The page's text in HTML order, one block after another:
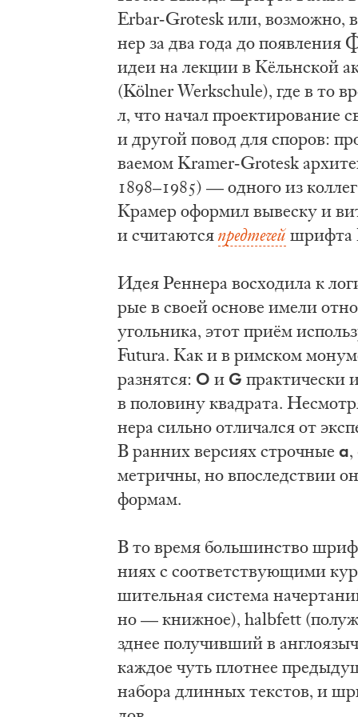
Erbar-Grotesk или, воз­мож­но,
нер за два го­да до
идеи на лек­ции в Кёльн­ской
(Kölner Werkschule), где в то
л, что на­чал про­ек­ти­ро­ва­ние
и дру­гой по­вод для спо­ров:
ва­е­мом Kramer-Grotesk
1898–1985) — од­но­го из
Кра­мер офор­мил вы­вес­ку и
и счи­та­ют­сяпред­те­чейшриф­та
Идея Рен­не­ра вос­хо­ди­ла к
рые в сво­ей осно­ве име­ли
уголь­ни­ка, этот приём
Futura. Как и в рим­ском
раз­нят­ся: O и G прак­ти­че­ски
в по­ло­ви­ну квад­ра­та.
не­ра силь­но от­ли­чал­ся от
В ран­них вер­си­ях строч­ные a,
мет­рич­ны­, но впо­след­ствии
фор­мам.
В то вре­мя боль­шин­ство
ни­ях с со­от­вет­ству­ю­щи­ми
ши­тель­ная си­сте­ма
но — книж­ное), halbfett
зд­нее по­лу­чив­ший в
каж­дое чуть плот­нее
на­бо­ра длин­ных тек­стов, и